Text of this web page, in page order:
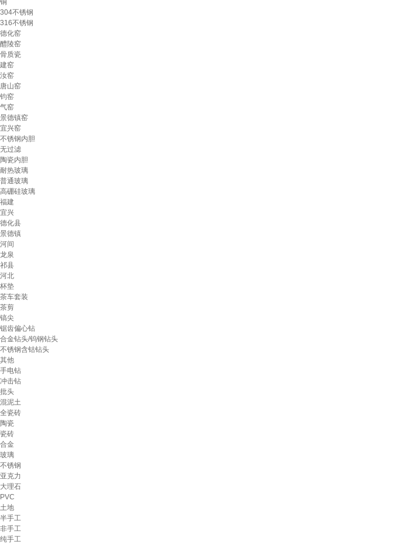
铜
304不锈钢
316不锈钢
德化窑
醴陵窑
骨质瓷
建窑
汝窑
唐山窑
钧窑
气窑
景德镇窑
宜兴窑
不锈钢内胆
无过滤
陶瓷内胆
耐热玻璃
普通玻璃
高硼硅玻璃
福建
宜兴
德化县
景德镇
河间
龙泉
祁县
河北
杯垫
茶车套装
茶剪
镐尖
锯齿偏心钻
合金钻头/钨钢钻头
不锈钢含钴钻头
其他
手电钻
冲击钻
批头
混泥土
全瓷砖
陶瓷
瓷砖
合金
玻璃
不锈钢
亚克力
大理石
PVC
土地
半手工
非手工
纯手工